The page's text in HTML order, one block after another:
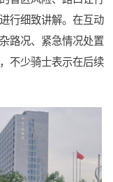
行细致讲解。在互动
路况、紧急情况处置
不少骑士表示在后续